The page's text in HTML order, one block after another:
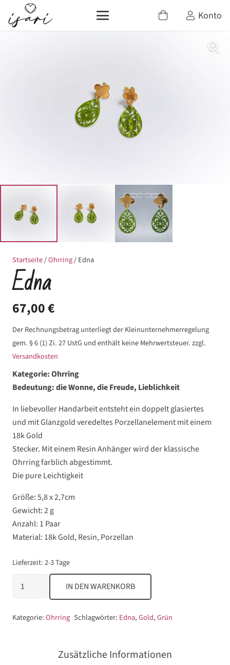
Konto
Startseite/Ohrring/ Edna
Edna
67,00€
Der Rechnungsbetrag unterliegt der Kleinunternehmerregelung
gem. § 6 (1) Zi. 27 UstG und enthält keine Mehrwertsteuer.zzgl.
Versandkosten
Kategorie: Ohrring
Bedeutung: die Wonne, die Freude, Lieblichkeit
In liebevoller Handarbeit entsteht ein doppelt glasiertes
und mit Glanzgold veredeltes Porzellanelement mit einem
18k Gold
Stecker. Mit einem Resin Anhänger wird der klassische
Ohrring farblich abgestimmt.
Die pure Leichtigkeit
Größe: 5,8 x 2,7cm
Gewicht: 2 g
Anzahl: 1 Paar
Material: 18k Gold, Resin, Porzellan
Lieferzeit:2-3 Tage
IN DEN WARENKORB
Kategorie:Ohrring Schlagwörter: Edna,Gold,Grün
Zusätzliche Informationen